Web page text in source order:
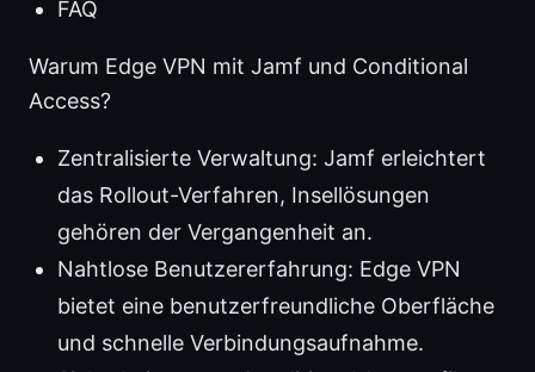
FAQ
Warum Edge VPN mit Jamf und Conditional
Access?
Zentralisierte Verwaltung: Jamf erleichtert
das Rollout-Verfahren, Insellösungen
gehören der Vergangenheit an.
Nahtlose Benutzererfahrung: Edge VPN
bietet eine benutzerfreundliche Oberfläche
und schnelle Verbindungsaufnahme.